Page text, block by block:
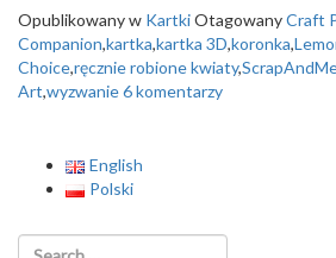
Opublikowany w KartkiOtagowanyCraft
Companion,kartka,kartka 3D,koronka,
Choice,ręcznie robione kwiaty,
Art,wyzwanie6 komentarzy
English
Polski